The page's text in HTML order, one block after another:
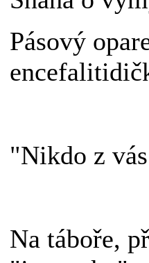
Pásový
"Nikdo z
Na táboře,